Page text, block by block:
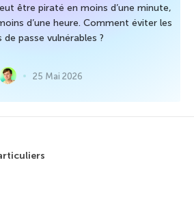
être piraté en moins d’une minute,
d’une heure. Comment éviter les
passe vulnérables ?
25 Mai 2026